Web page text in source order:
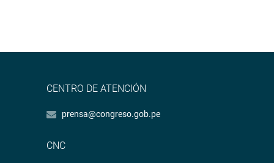
CENTRO DE ATENCIÓN
prensa@congreso.gob.pe
CNC